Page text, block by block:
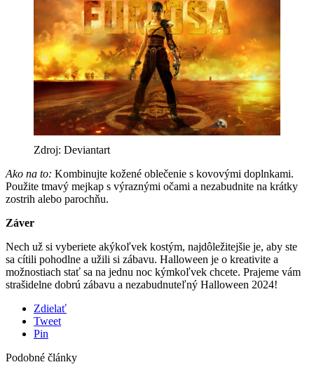
Zdroj: Deviantart
Ako na to: Kombinujte kožené oblečenie s kovovými doplnkami.
Použite tmavý mejkap s výraznými očami a nezabudnite na krátky
zostrih alebo parochňu.
Záver
Nech už si vyberiete akýkoľvek kostým, najdôležitejšie je, aby ste
sa cítili pohodlne a užili si zábavu. Halloween je o kreativite a
možnostiach stať sa na jednu noc kýmkoľvek chcete. Prajeme vám
strašidelne dobrú zábavu a nezabudnuteľný Halloween 2024!
Zdielať
Tweet
Pin
Podobné články